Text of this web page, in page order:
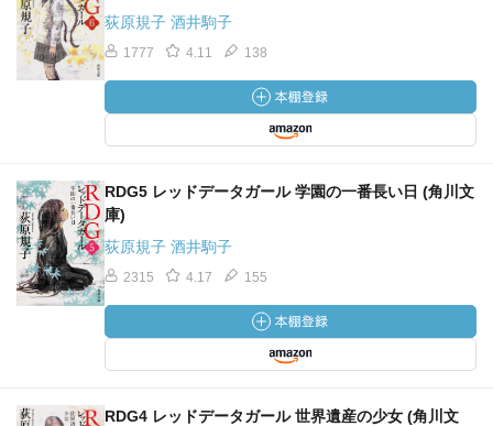
荻原規子 酒井駒子
1777 4.11 138
RDG5 レッドデータガール 学園の一番長い日 (角川文
庫)
荻原規子 酒井駒子
2315 4.17 155
RDG4 レッドデータガール 世界遺産の少女 (角川文